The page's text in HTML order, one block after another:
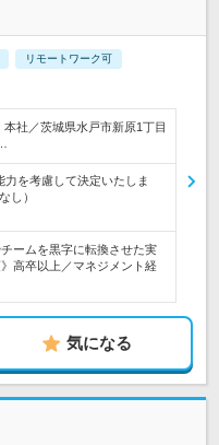
リモートワーク可
本社／茨城県水戸市新原1丁目
を考慮して決定いたしま
し）
ームを黒字に転換させた実
高卒以上／マネジメント経
気になる